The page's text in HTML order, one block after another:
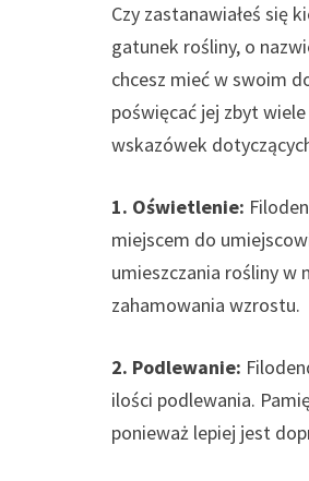
Czy zastanawiałeś się
gatunek rośliny, o
chcesz mieć w swoim
poświęcać jej zbyt
wskazówek
1. Oświetlenie:
miejscem do
umieszczania rośliny w
zahamowania wzrostu.
2. Podlewanie:
ilości podlewania.
ponieważ lepiej jest